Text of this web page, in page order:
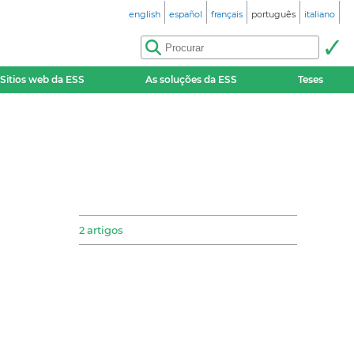
english español français português italiano
Sitios web da ESS As soluções da ESS Teses
2 artigos